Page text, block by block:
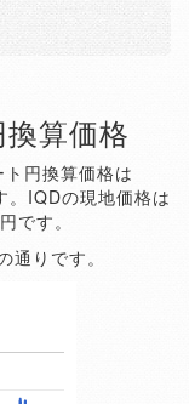
算価格
円換算価格は
IQDの現地価格は
です。
りです。